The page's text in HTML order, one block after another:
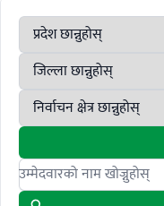
Search candidates